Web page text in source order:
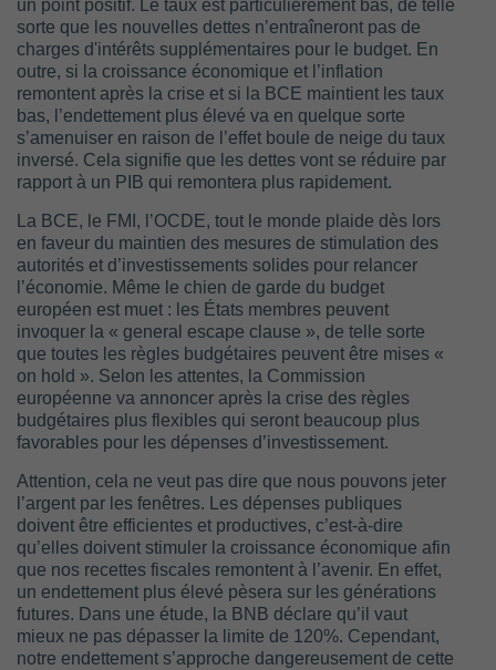
un point positif. Le taux est particulièrement bas, de telle
sorte que les nouvelles dettes n’entraîneront pas de
charges d'intérêts supplémentaires pour le budget. En
outre, si la croissance économique et l’inflation
remontent après la crise et si la BCE maintient les taux
bas, l’endettement plus élevé va en quelque sorte
s’amenuiser en raison de l’effet boule de neige du taux
inversé. Cela signifie que les dettes vont se réduire par
rapport à un PIB qui remontera plus rapidement.
La BCE, le FMI, l’OCDE, tout le monde plaide dès lors
en faveur du maintien des mesures de stimulation des
autorités et d’investissements solides pour relancer
l’économie. Même le chien de garde du budget
européen est muet : les États membres peuvent
invoquer la « general escape clause », de telle sorte
que toutes les règles budgétaires peuvent être mises «
on hold ». Selon les attentes, la Commission
européenne va annoncer après la crise des règles
budgétaires plus flexibles qui seront beaucoup plus
favorables pour les dépenses d’investissement.
Attention, cela ne veut pas dire que nous pouvons jeter
l’argent par les fenêtres. Les dépenses publiques
doivent être efficientes et productives, c’est-à-dire
qu’elles doivent stimuler la croissance économique afin
que nos recettes fiscales remontent à l’avenir. En effet,
un endettement plus élevé pèsera sur les générations
futures. Dans une étude, la BNB déclare qu’il vaut
mieux ne pas dépasser la limite de 120%. Cependant,
notre endettement s’approche dangereusement de cette